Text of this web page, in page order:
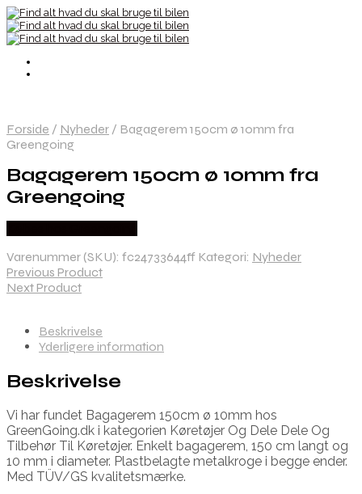
Forside / Nyheder / Bagagerem 150cm ø 10mm fra
Greengoing
Bagagerem 150cm ø 10mm fra
Greengoing
Varenummer (SKU): fc24733644ff Kategori: Nyheder
Previous Product
Next Product
Beskrivelse
Yderligere information
Beskrivelse
Vi har fundet Bagagerem 150cm ø 10mm hos
GreenGoing.dk i kategorien Køretøjer Og Dele Dele Og
Tilbehør Til Køretøjer. Enkelt bagagerem, 150 cm langt og
10 mm i diameter. Plastbelagte metalkroge i begge ender.
Med TÜV/GS kvalitetsmærke.